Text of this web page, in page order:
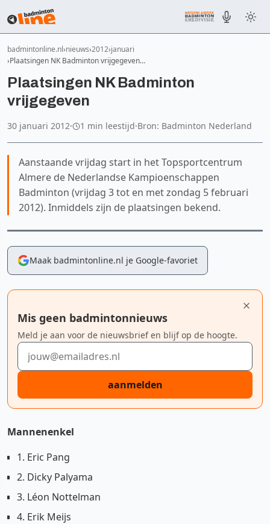
badmintonline.nl nieuws 2012 januari
Plaatsingen NK Badminton vrijgegeven…
Plaatsingen NK Badminton
vrijgegeven
30 januari 2012· 1 min leestijd·Bron: Badminton Nederland
Aanstaande vrijdag start in het Topsportcentrum
Almere de Nederlandse Kampioenschappen
Badminton (vrijdag 3 tot en met zondag 5 februari
2012). Inmiddels zijn de plaatsingen bekend.
Maak badmintonline.nl je Google-favoriet
Mis geen badmintonnieuws
Meld je aan voor de nieuwsbrief en blijf op de hoogte.
E-mailadres
aanmelden
Mannenenkel
1. Eric Pang
2. Dicky Palyama
3. Léon Nottelman
4. Erik Meijs